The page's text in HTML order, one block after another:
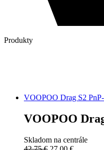
Produkty
VOOPOO Drag S2
VOOPOO
Skladom na centrále